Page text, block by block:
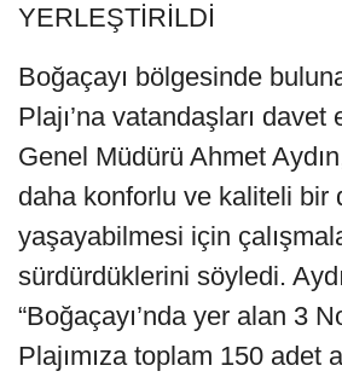
YERLEŞTİRİLDİ
Boğaçayı bölgesinde
Plajı’na vatandaşları
Genel Müdürü Ahmet
daha konforlu ve kaliteli bir
yaşayabilmesi için
sürdürdüklerini söyledi.
“Boğaçayı’nda yer alan 3
Plajımıza toplam 150 adet